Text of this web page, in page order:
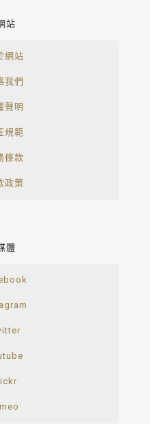
站
網站
我們
聲明
規範
條款
政策
體